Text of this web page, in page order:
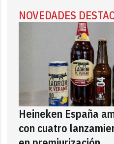
NOVEDADES
Heineken España
con cuatro